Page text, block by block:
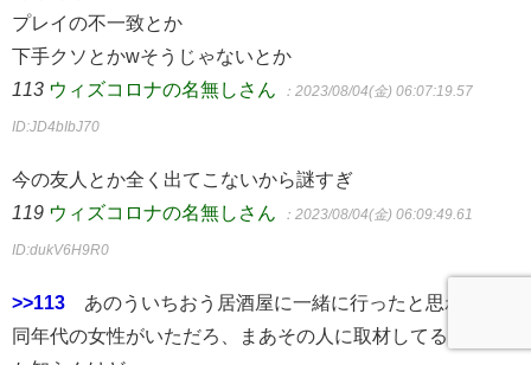
プレイの不一致とか
下手クソとかwそうじゃないとか
113 ウィズコロナの名無しさん ：2023/08/04(金) 06:07:19.57
ID:JD4bIbJ70
今の友人とか全く出てこないから謎すぎ
119 ウィズコロナの名無しさん ：2023/08/04(金) 06:09:49.61
ID:dukV6H9R0
>>113 あのういちおう居酒屋に一緒に行ったと思われる
同年代の女性がいただろ、まあその人に取材してるかどう